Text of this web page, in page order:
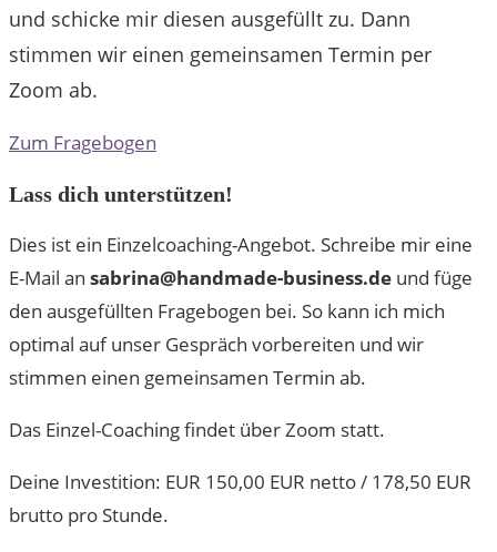
und schicke mir diesen ausgefüllt zu. Dann
stimmen wir einen gemeinsamen Termin per
Zoom ab.
Zum Fragebogen
Lass dich unterstützen!
Dies ist ein Einzelcoaching-Angebot. Schreibe mir eine
E-Mail an sabrina@handmade-business.de und füge
den ausgefüllten Fragebogen bei. So kann ich mich
optimal auf unser Gespräch vorbereiten und wir
stimmen einen gemeinsamen Termin ab.
Das Einzel-Coaching findet über Zoom statt.
Deine Investition: EUR 150,00 EUR netto / 178,50 EUR
brutto pro Stunde.